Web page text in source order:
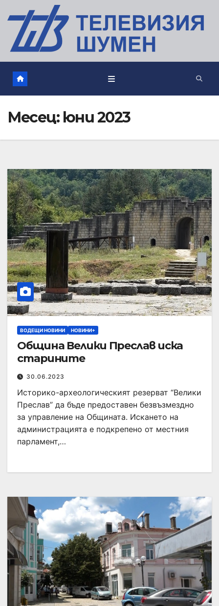
Месец: юни 2023
ВОДЕЩИ НОВИНИ НОВИНИ+
Община Велики Преслав иска
старините
30.06.2023
Историко-археологическият резерват “Велики
Преслав” да бъде предоставен безвъзмездно
за управление на Общината. Искането на
администрацията е подкрепено от местния
парламент,…